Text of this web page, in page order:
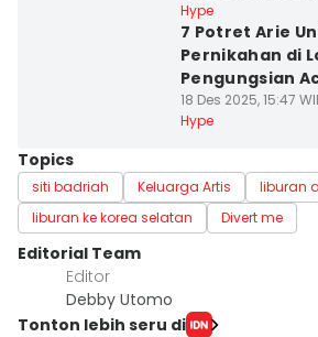
Hype
7 Potret Arie
Pernikahan di
Pengungsian
18 Des 2025, 15:47
Hype
Topics
siti badriah Keluarga Artis
liburan
liburan ke korea selatan
Divert me
Editorial Team
Editor
Debby Utomo
Tonton lebih seru di